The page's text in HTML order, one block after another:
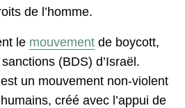
de l’homme.
le mouvement de boycott,
(BDS) d’Israël.
un mouvement non-violent
créé avec l’appui de